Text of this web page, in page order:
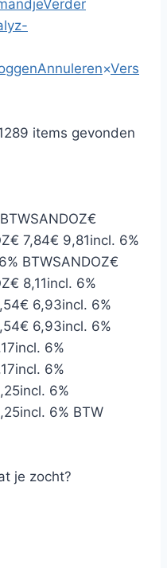
Verder
Annuleren×Vers
items gevonden
SANDOZ€
€ 7,84€ 9,81incl. 6%
BTWSANDOZ€
€ 8,11incl. 6%
€ 6,93incl. 6%
€ 6,93incl. 6%
incl. 6%
incl. 6%
incl. 6%
incl. 6% BTW
je zocht?